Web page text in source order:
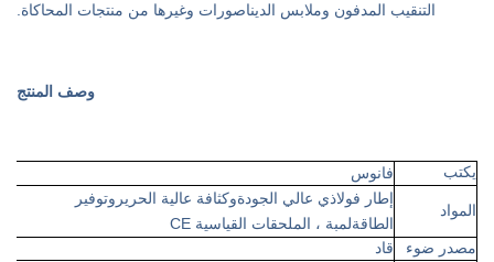
التنقيب المدفون وملابس الديناصورات وغيرها من منتجات المحاكاة.
وصف المنتج
يكتب فانوس
المواد
إطار فولاذي عالي الجودةوكثافة عالية الحرير وتوفير
الطاقةلمبة ، الملحقات القياسية CE
مصدر ضوء
قاد